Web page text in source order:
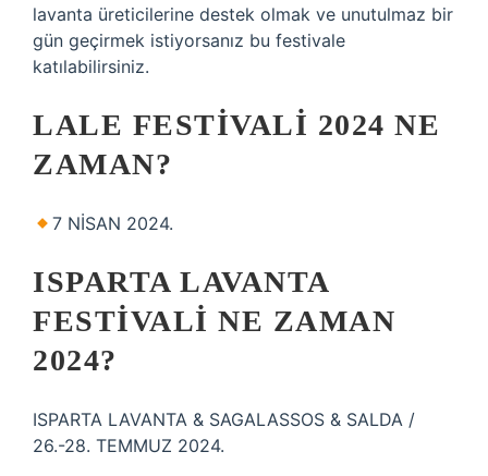
lavanta üreticilerine destek olmak ve unutulmaz bir
gün geçirmek istiyorsanız bu festivale
katılabilirsiniz.
LALE FESTIVALI 2024 NE
ZAMAN?
7 NİSAN 2024.
ISPARTA LAVANTA
FESTIVALI NE ZAMAN
2024?
ISPARTA LAVANTA & SAGALASSOS & SALDA /
26.-28. TEMMUZ 2024.